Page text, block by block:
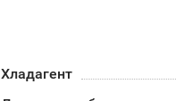
Хладагент